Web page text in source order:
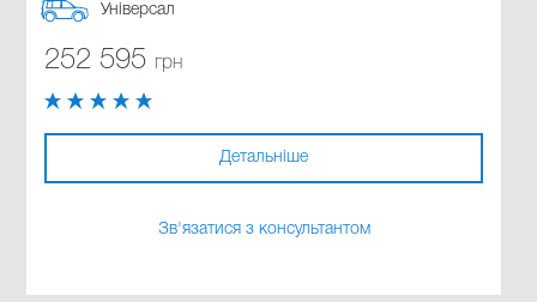
Універсал
252 595 грн
Детальніше
Зв'язатися з консультантом